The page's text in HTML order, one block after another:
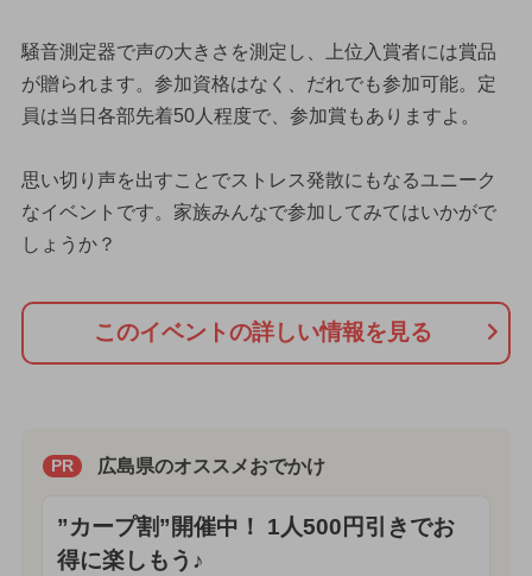
騒音測定器で声の大きさを測定し、上位入賞者には賞品
が贈られます。参加資格はなく、だれでも参加可能。定
員は当日各部先着50人程度で、参加賞もありますよ。
思い切り声を出すことでストレス発散にもなるユニーク
なイベントです。家族みんなで参加してみてはいかがで
しょうか？
このイベントの詳しい情報を見る
PR 広島県のオススメおでかけ
”カープ割”開催中！ 1人500円引きでお
得に楽しもう♪